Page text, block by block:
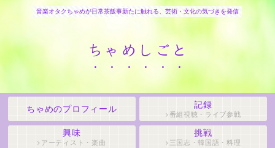
音楽オタクちゃめが日常茶飯事新たに触れる、芸術・文化の気づきを発信
ちゃめしごと
ちゃめのプロフィール 記録
番組視聴・ライブ参戦
興味
アーティスト・楽曲
挑戦
三国志・韓国語・料理